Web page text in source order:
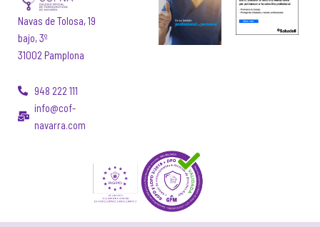
Navas de Tolosa, 19
bajo, 3º
31002 Pamplona
948 222 111
info@cof-
navarra.com